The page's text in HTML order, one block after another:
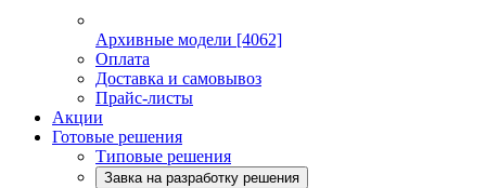
Архивные модели [4062]
Оплата
Доставка и самовывоз
Прайс-листы
Акции
Готовые решения
Типовые решения
Завка на разработку решения